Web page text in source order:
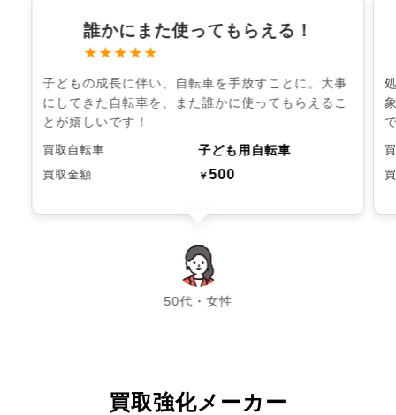
誰かにまた使ってもらえる！
★★★★★
子どもの成長に伴い、自転車を手放すことに。大事
にしてきた自転車を、また誰かに使ってもらえるこ
とが嬉しいです！
買取自転車 子ども用自転車
買取金額 ￥500
50代・女性
chevron_left chevron_right
買取強化メーカー